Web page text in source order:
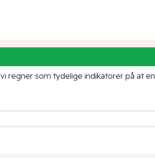
regner som tydelige indikatorer på at en